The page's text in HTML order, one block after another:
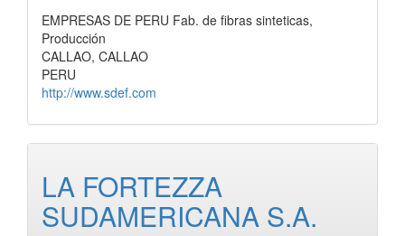
EMPRESAS DE PERU Fab. de fibras sinteticas,
Producción
CALLAO, CALLAO
PERU
http://www.sdef.com
LA FORTEZZA
SUDAMERICANA S.A.